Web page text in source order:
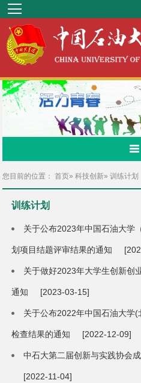
您目前的位置：首页»科技创新» 训练计划
训练计划
关于公布2023年中国石油大学
划项目结题评审结果的通知
关于做好2023年大学生创新创
通知 [2023-03-15]
关于公布2022年中国石油大学
检查结果的通知 [2022-12-09]
中石大第二届创新与实践协会
[2022-11-04]